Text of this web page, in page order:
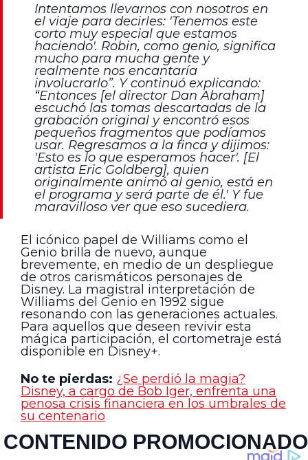
Intentamos llevarnos con nosotros en
el viaje para decirles: 'Tenemos este
corto muy especial que estamos
haciendo'. Robin, como genio, significa
mucho para mucha gente y
realmente nos encantaría
involucrarlo”. Y continuó explicando:
“Entonces [el director Dan Abraham]
escuchó las tomas descartadas de la
grabación original y encontró esos
pequeños fragmentos que podíamos
usar. Regresamos a la finca y dijimos:
'Esto es lo que esperamos hacer'. [El
artista Eric Goldberg], quien
originalmente animó al genio, está en
el programa y será parte de él.' Y fue
maravilloso ver que eso sucediera.
El icónico papel de Williams como el
Genio brilla de nuevo, aunque
brevemente, en medio de un despliegue
de otros carismáticos personajes de
Disney. La magistral interpretación de
Williams del Genio en 1992 sigue
resonando con las generaciones actuales.
Para aquellos que deseen revivir esta
mágica participación, el cortometraje está
disponible en Disney+.
No te pierdas: ¿Se perdió la magia?
Disney, a cargo de Bob Iger, enfrenta una
penosa crisis financiera en los umbrales de
su centenario